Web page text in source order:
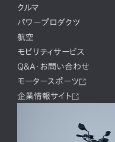
クルマ
パワープロダクツ
航空
モビリティサービス
Q&A・お問い合わせ
モータースポーツ
企業情報サイト